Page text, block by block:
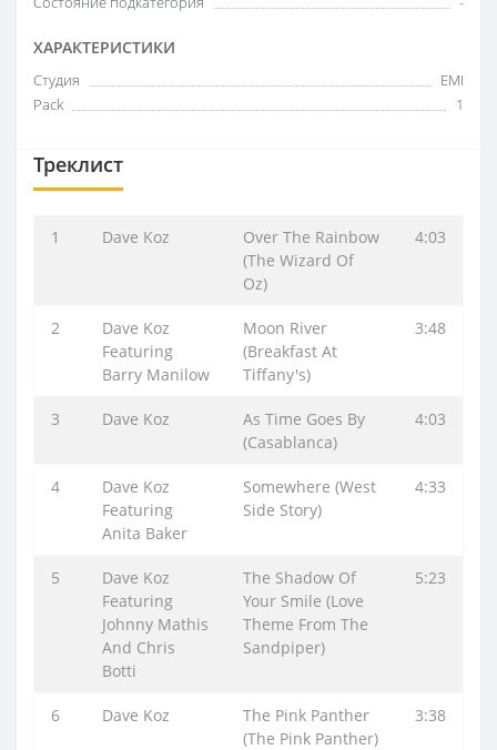
ХАРАКТЕРИСТИКИ
Студия
EMI
Pack
1
Треклист
1 Dave Koz
Over The Rainbow
(The Wizard Of
Oz)
4:03
2
Dave Koz
Featuring
Barry Manilow
Moon River
(Breakfast At
Tiffany's)
3:48
3 Dave Koz
As Time Goes By
(Casablanca)
4:03
4
Dave Koz
Featuring
Anita Baker
Somewhere (West
Side Story)
4:33
5
Dave Koz
Featuring
Johnny Mathis
And Chris
Botti
The Shadow Of
Your Smile (Love
Theme From The
Sandpiper)
5:23
6 Dave Koz
The Pink Panther
(The Pink Panther)
3:38